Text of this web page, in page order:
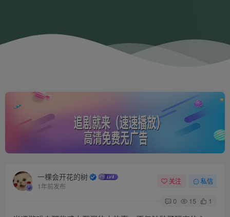
一棵会开花的树
1年前发布
关注 私信
0 15 1